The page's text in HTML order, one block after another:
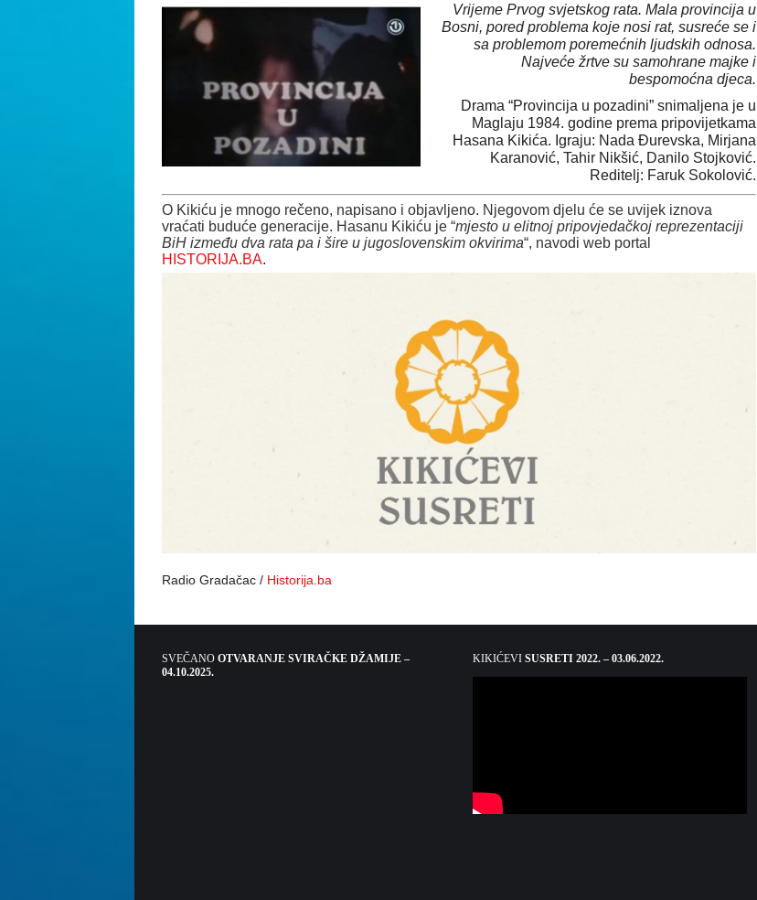
Vrijeme Prvog svjetskog rata. Mala provincija u
Bosni, pored problema koje nosi rat, susreće se i
sa problemom poremećnih ljudskih odnosa.
Najveće žrtve su samohrane majke i
bespomoćna djeca.
Drama “Provincija u pozadini” snimaljena je u
Maglaju 1984. godine prema pripovijetkama
Hasana Kikića. Igraju: Nada Đurevska, Mirjana
Karanović, Tahir Nikšić, Danilo Stojković.
Reditelj: Faruk Sokolović.
O Kikiću je mnogo rečeno, napisano i objavljeno. Njegovom djelu će se uvijek iznova
vraćati buduće generacije. Hasanu Kikiću je “mjesto u elitnoj pripovjedačkoj reprezentaciji
BiH između dva rata pa i šire u jugoslovenskim okvirima“, navodi web portal
HISTORIJA.BA.
Radio Gradačac / Historija.ba
SVEČANO OTVARANJE SVIRAČKE DŽAMIJE –
04.10.2025.
KIKIĆEVI SUSRETI 2022. – 03.06.2022.